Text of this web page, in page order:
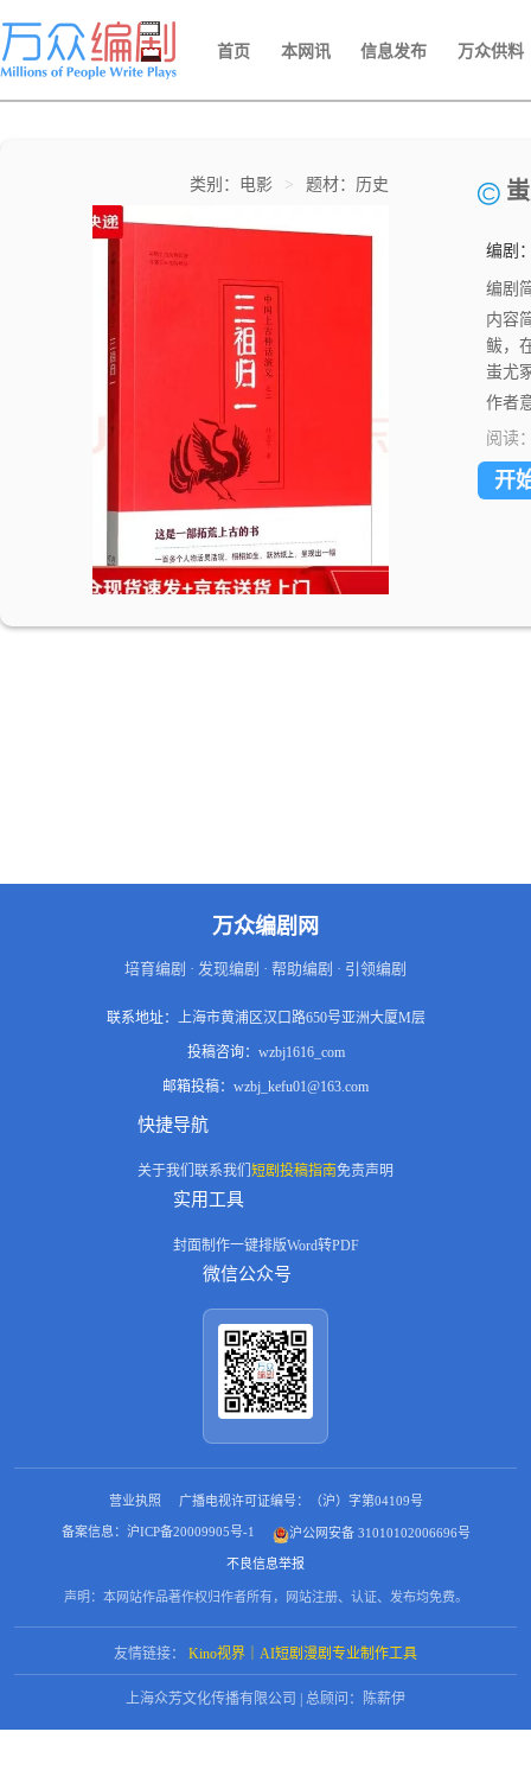
首页 本网讯 信息发布 万众供料
类别：电影 > 题材：历史
编剧
编剧
内容
鲅，
蚩尤
作者
阅读
开
万众编剧网
培育编剧 · 发现编剧 · 帮助编剧 · 引领编剧
联系地址： 上海市黄浦区汉口路650号亚洲大厦M层
投稿咨询： wzbj1616_com
邮箱投稿： wzbj_kefu01@163.com
快捷导航
关于我们 联系我们 短剧投稿指南免责声明
实用工具
封面制作一键排版Word转PDF
微信公众号
营业执照 广播电视许可证编号：（沪）字第04109号
备案信息：沪ICP备20009905号-1 沪公网安备 31010102006696号
不良信息举报
声明：本网站作品著作权归作者所有，网站注册、认证、发布均免费。
友情链接： Kino视界｜AI短剧漫剧专业制作工具
上海众芳文化传播有限公司 | 总顾问：陈薪伊